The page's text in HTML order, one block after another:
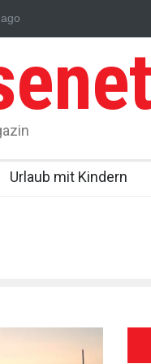
den Bergen: Ultimative 10
Urlaub mit Kindern